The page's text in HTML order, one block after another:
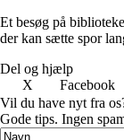
Et besøg på
der kan sætte spor
Del og hjælp
X
Facebook
Vil du have nyt fra
Gode tips. Ingen